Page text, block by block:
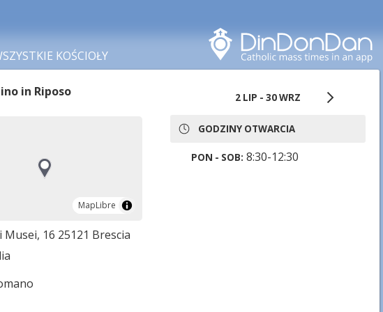
KOŚCIOŁY
in Riposo
MapLibre
MapLibre
Musei, 16 25121 Brescia
2 LIP - 30 WRZ
GODZINY OTWARCIA
PON - SOB: 8:30-12:30